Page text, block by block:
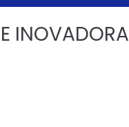
INOVADORA